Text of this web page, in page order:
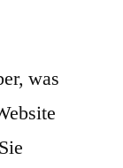
was